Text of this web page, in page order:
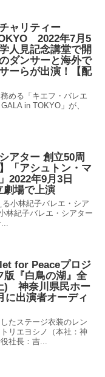
ャリティー
2022年7月5
人見記念講堂で開
ダンサーと海外で
ーらが出演！【配
める「キエフ・バレエ
in TOKYO」が、
アター 創立50周
「アシュトン・マ
2022年9月3日
場で上演
小林紀子バレエ・シア
林紀子バレエ・シアター
for Peaceプロジ
『白鳥の湖』全
) 神奈川県民ホー
出演者オーディ
たステージ衣装のレン
リエヨシノ（本社：神
社長：吉...